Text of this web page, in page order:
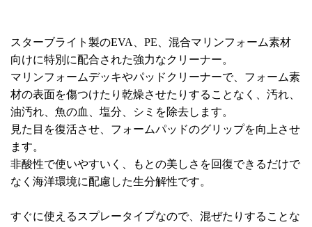
スターブライト製のEVA、PE、混合マリンフォーム素材
向けに特別に配合された強力なクリーナー。
マリンフォームデッキやパッドクリーナーで、フォーム素
材の表面を傷つけたり乾燥させたりすることなく、汚れ、
油汚れ、魚の血、塩分、シミを除去します。
見た目を復活させ、フォームパッドのグリップを向上させ
ます。
非酸性で使いやすいく、もとの美しさを回復できるだけで
なく海洋環境に配慮した生分解性です。
すぐに使えるスプレータイプなので、混ぜたりすることな